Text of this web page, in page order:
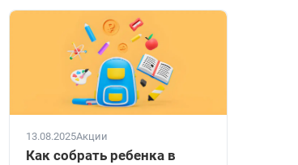
13.08.2025Акции
Как собрать ребенка в